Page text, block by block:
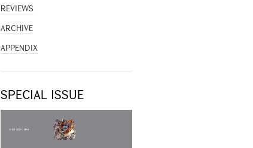
REVIEWS
ARCHIVE
APPENDIX
SPECIAL ISSUE